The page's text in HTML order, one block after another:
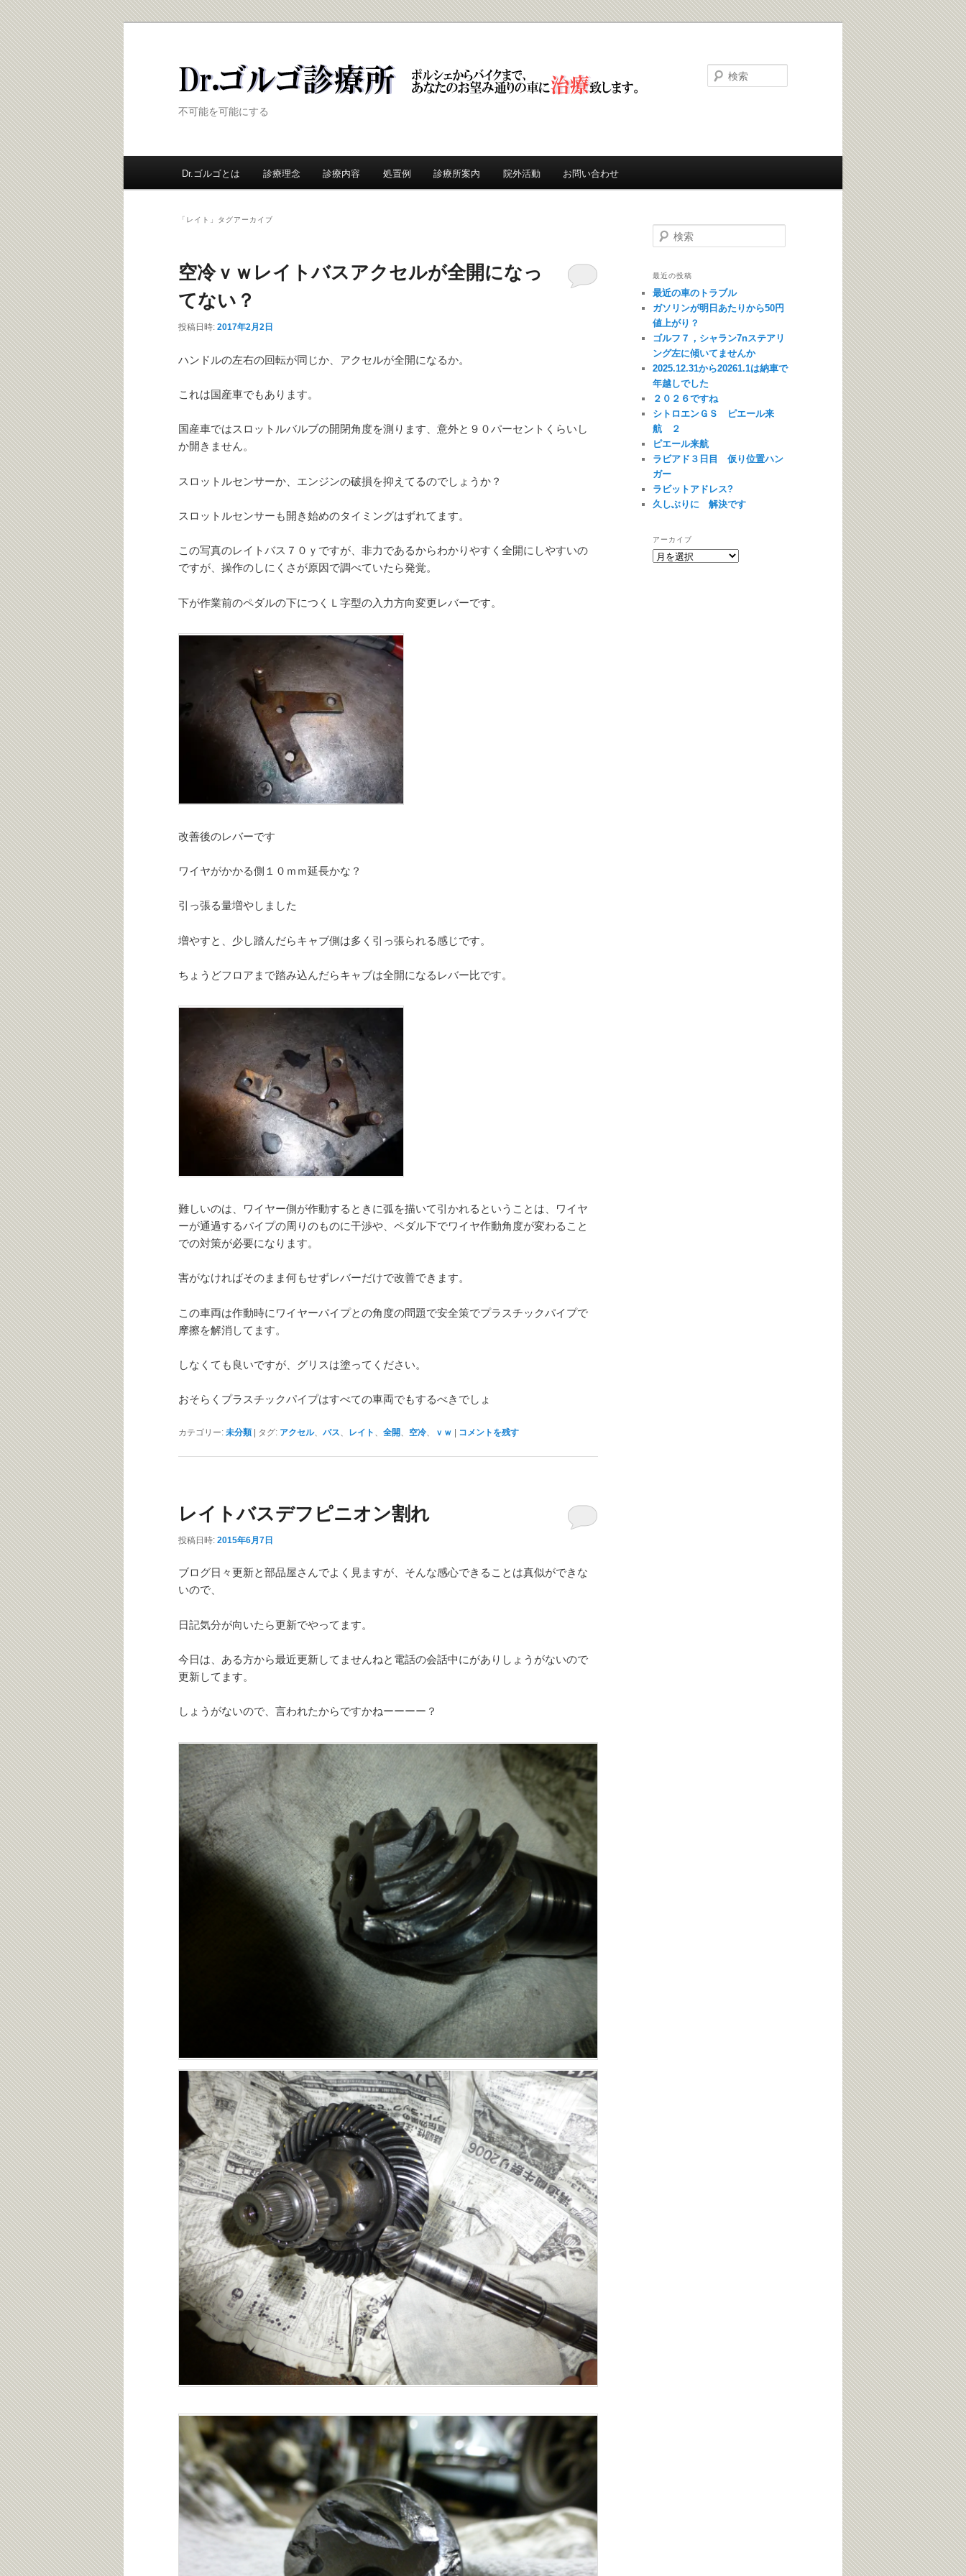
Dr.ゴルゴ診療所
不可能を可能にする
メ
コ
ツ
サ
ン
へ
Dr.ゴルゴとは 診療理念 診療内容 処置例 診療所案内 院外活動 お問い合わせ
「 レイト 」タグアーカイブ
空冷ｖｗレイトバスアクセルが全開になっ
てない？
投稿日時: 2017年2月2日
ハンドルの左右の回転が同じか、アクセルが全開になるか。
これは国産車でもあります。
国産車ではスロットルバルブの開閉角度を測ります、意外と９０パーセントくらいし
か開きません。
スロットルセンサーか、エンジンの破損を抑えてるのでしょうか？
スロットルセンサーも開き始めのタイミングはずれてます。
この写真のレイトバス７０ｙですが、非力であるからわかりやすく全開にしやすいの
ですが、操作のしにくさが原因で調べていたら発覚。
下が作業前のペダルの下につくＬ字型の入力方向変更レバーです。
改善後のレバーです
ワイヤがかかる側１０ｍｍ延長かな？
引っ張る量増やしました
増やすと、少し踏んだらキャブ側は多く引っ張られる感じです。
ちょうどフロアまで踏み込んだらキャブは全開になるレバー比です。
難しいのは、ワイヤー側が作動するときに弧を描いて引かれるということは、ワイヤ
ーが通過するパイプの周りのものに干渉や、ペダル下でワイヤ作動角度が変わること
での対策が必要になります。
害がなければそのまま何もせずレバーだけで改善できます。
この車両は作動時にワイヤーパイプとの角度の問題で安全策でプラスチックパイプで
摩擦を解消してます。
しなくても良いですが、グリスは塗ってください。
おそらくプラスチックパイプはすべての車両でもするべきでしょ
カテゴリー: 未分類 | タグ: アクセル、 バス レイト 全開 空冷 ｖｗ | コメントを残す
レイトバスデフピニオン割れ
投稿日時: 2015年6月7日
ブログ日々更新と部品屋さんでよく見ますが、そんな感心できることは真似ができな
いので、
日記気分が向いたら更新でやってます。
今日は、ある方から最近更新してませんねと電話の会話中にがありしょうがないので
更新してます。
しょうがないので、言われたからですかねーーーー？
最近の投稿
最近の車のトラブル
ガソリンが明日あたりから50円
値上がり？
ゴルフ７，シャラン7nステアリ
ング左に傾いてませんか
2025.12.31から20261.1は納車で
年越しでした
２０２６ですね
シトロエンＧＳ ピエール来
航 ２
ピエール来航
ラビアド３日目 仮り位置ハン
ガー
ラビットアドレス?
久しぶりに 解決です
アーカイブ
ア